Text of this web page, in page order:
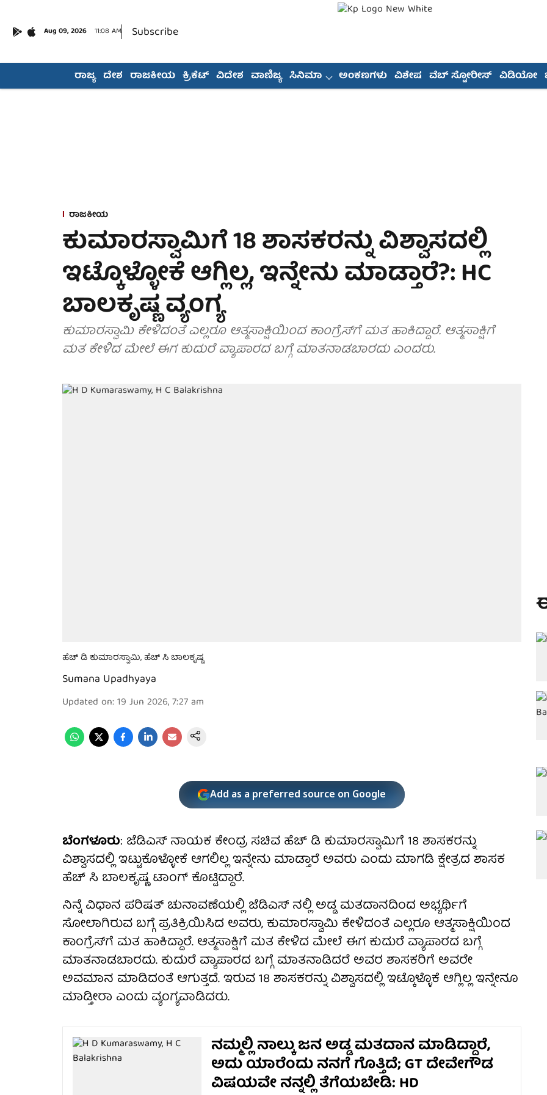
Aug 09, 2026 11:08 AM Subscribe
ರಾಜ್ಯ ದೇಶ ರಾಜಕೀಯ ಕ್ರಿಕೆಟ್ ವಿದೇಶ ವಾಣಿಜ್ಯ ಸಿನಿಮಾ ಅಂಕಣಗಳು ವಿಶೇಷ ವೆಬ್ ಸ್ಟೋರೀಸ್ ವಿಡಿಯೋ
ರಾಜಕೀಯ
ಕುಮಾರಸ್ವಾಮಿಗೆ 18 ಶಾಸಕರನ್ನು ವಿಶ್ವಾಸದಲ್ಲಿ
ಇಟ್ಕೊಳ್ಳೋಕೆ ಆಗ್ಲಿಲ್ಲ, ಇನ್ನೇನು ಮಾಡ್ತಾರೆ?: HC
ಬಾಲಕೃಷ್ಣ ವ್ಯಂಗ್ಯ
ಕುಮಾರಸ್ವಾಮಿ ಕೇಳಿದಂತೆ ಎಲ್ಲರೂ ಆತ್ಮಸಾಕ್ಷಿಯಿಂದ ಕಾಂಗ್ರೆಸ್‌ಗೆ ಮತ ಹಾಕಿದ್ದಾರೆ. ಆತ್ಮಸಾಕ್ಷಿಗೆ
ಮತ ಕೇಳಿದ ಮೇಲೆ ಈಗ ಕುದುರೆ ವ್ಯಾಪಾರದ ಬಗ್ಗೆ ಮಾತನಾಡಬಾರದು ಎಂದರು.
ಹೆಚ್ ಡಿ ಕುಮಾರಸ್ವಾಮಿ, ಹೆಚ್ ಸಿ ಬಾಲಕೃಷ್ಣ
Sumana Upadhyaya
Updated on:19 Jun 2026, 7:27 am
Add as a preferred source on Google
ಬೆಂಗಳೂರು: ಜೆಡಿಎಸ್ ನಾಯಕ ಕೇಂದ್ರ ಸಚಿವ ಹೆಚ್ ಡಿ ಕುಮಾರಸ್ವಾಮಿಗೆ 18 ಶಾಸಕರನ್ನು
ವಿಶ್ವಾಸದಲ್ಲಿ ಇಟ್ಟುಕೊಳ್ಳೋಕೆ ಆಗಲಿಲ್ಲ ಇನ್ನೇನು ಮಾಡ್ತಾರೆ ಅವರು ಎಂದು ಮಾಗಡಿ ಕ್ಷೇತ್ರದ ಶಾಸಕ
ಹೆಚ್ ಸಿ ಬಾಲಕೃಷ್ಣ ಟಾಂಗ್ ಕೊಟ್ಟಿದ್ದಾರೆ.
ನಿನ್ನೆ ವಿಧಾನ ಪರಿಷತ್ ಚುನಾವಣೆಯಲ್ಲಿ ಜೆಡಿಎಸ್ ನಲ್ಲಿ ಅಡ್ಡ ಮತದಾನದಿಂದ ಅಭ್ಯರ್ಥಿಗೆ
ಸೋಲಾಗಿರುವ ಬಗ್ಗೆ ಪ್ರತಿಕ್ರಿಯಿಸಿದ ಅವರು, ಕುಮಾರಸ್ವಾಮಿ ಕೇಳಿದಂತೆ ಎಲ್ಲರೂ ಆತ್ಮಸಾಕ್ಷಿಯಿಂದ
ಕಾಂಗ್ರೆಸ್‌ಗೆ ಮತ ಹಾಕಿದ್ದಾರೆ. ಆತ್ಮಸಾಕ್ಷಿಗೆ ಮತ ಕೇಳಿದ ಮೇಲೆ ಈಗ ಕುದುರೆ ವ್ಯಾಪಾರದ ಬಗ್ಗೆ
ಮಾತನಾಡಬಾರದು. ಕುದುರೆ ವ್ಯಾಪಾರದ ಬಗ್ಗೆ ಮಾತನಾಡಿದರೆ ಅವರ ಶಾಸಕರಿಗೆ ಅವರೇ
ಅವಮಾನ ಮಾಡಿದಂತೆ ಆಗುತ್ತದೆ. ಇರುವ 18 ಶಾಸಕರನ್ನು ವಿಶ್ವಾಸದಲ್ಲಿ ಇಟ್ಕೊಳ್ಳೊಕೆ ಆಗ್ಲಿಲ್ಲ ಇನ್ನೇನೂ
ಮಾಡ್ತೀರಾ ಎಂದು ವ್ಯಂಗ್ಯವಾಡಿದರು.
ನಮ್ಮಲ್ಲಿ ನಾಲ್ಕು ಜನ ಅಡ್ಡ ಮತದಾನ ಮಾಡಿದ್ದಾರೆ,
ಅದು ಯಾರೆಂದು ನನಗೆ ಗೊತ್ತಿದೆ; GT ದೇವೇಗೌಡ
ವಿಷಯವೇ ನನ್ನಲ್ಲಿ ತೆಗೆಯಬೇಡಿ: HD